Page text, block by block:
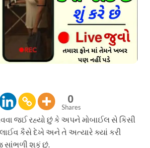
0
Shares
જઈ રહ્યો છું કે અપને મોબાઈલ સે કિસી
લાઈવ કૈસે દેખે અને તે અત્યારે ક્યાં કરી
સાંભળી શકું છું.